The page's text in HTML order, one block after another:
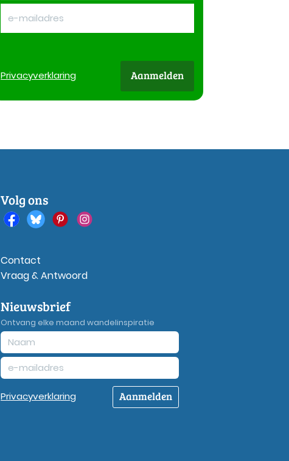
Privacyverklaring Aanmelden
Volg ons
Contact
Vraag & Antwoord
Nieuwsbrief
Ontvang elke maand wandelinspiratie
Privacyverklaring Aanmelden